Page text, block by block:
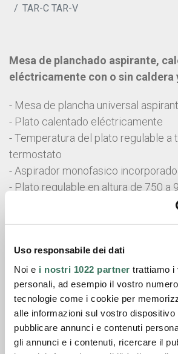
Uso responsabile dei dati
Noi e i nostri 1022 partner trattiamo i
personali, ad esempio il vostro
tecnologie come i cookie per
alle informazioni sul vostro dispositivo
pubblicare annunci e contenuti
gli annunci e i contenuti, ricercare il
TAR-C TAR-V
Mesa de planchado aspirante,
eléctricamente con o sin caldera
- Mesa de plancha universal
- Plato calentado eléctricamente
- Temperatura del plato regulable a
termostato
- Aspirador monofasico incorporado
- Plato regulable en altura de 750 a
- Predispuesto para el montaje de
Ficha técnica
Catálogo general
Solicite información